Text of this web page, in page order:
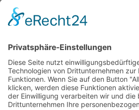
Datenschutz
AGBs
Copyright ©2026ScubaholiX |
Tauchreisen. Alle Rechte